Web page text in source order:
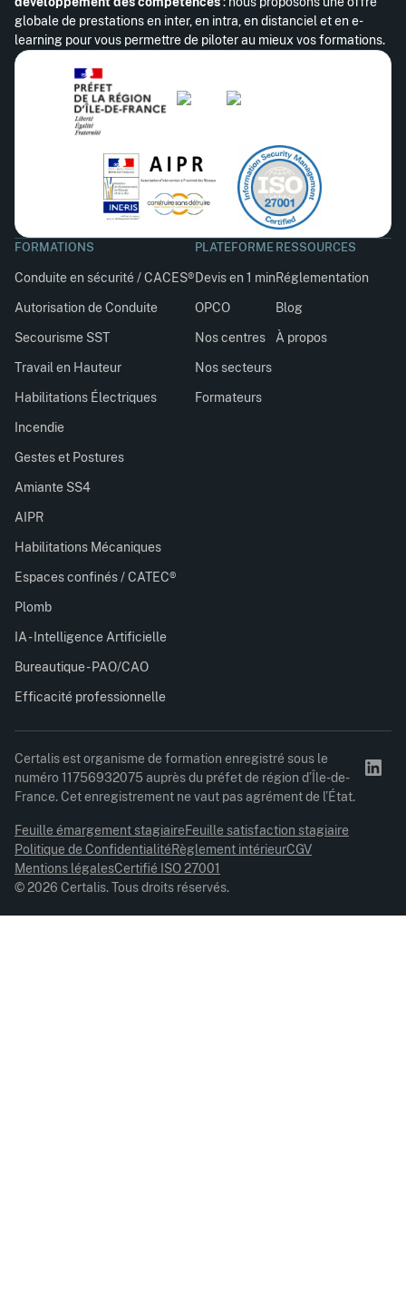
globale de prestations en inter, en intra, en distanciel et en e-
learning pour vous permettre de piloter au mieux vos formations.
FORMATIONS
Conduite en sécurité / CACES®
Autorisation de Conduite
Secourisme SST
Travail en Hauteur
Habilitations Électriques
Incendie
Gestes et Postures
Amiante SS4
AIPR
Habilitations Mécaniques
Espaces confinés / CATEC®
Plomb
IA - Intelligence Artificielle
Bureautique - PAO/CAO
Efficacité professionnelle
PLATEFORME
Devis en 1 min
OPCO
Nos centres
Nos secteurs
Formateurs
RESSOURCES
Réglementation
Blog
À propos
Certalis est organisme de formation enregistré sous le
numéro 11756932075 auprès du préfet de région d’Île-de-
France. Cet enregistrement ne vaut pas agrément de l’État.
© 2026 Certalis. Tous droits réservés.
Feuille émargement stagiaireFeuille satisfaction stagiaire
Politique de ConfidentialitéRèglement intérieurCGV
Mentions légalesCertifié ISO 27001